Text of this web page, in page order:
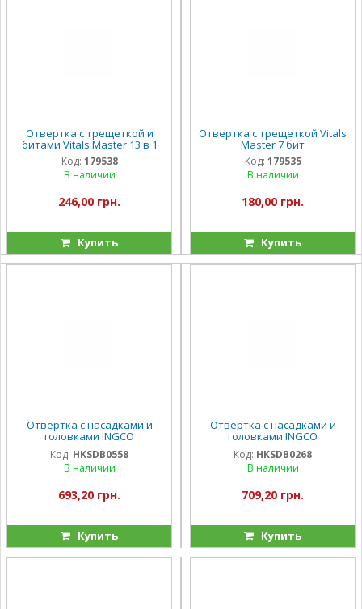
Отвертка с трещеткой и
битами Vitals Master 13 в 1
Код: 179538
В наличии
246,00 грн.
Купить
Отвертка с трещеткой Vitals
Master 7 бит
Код: 179535
В наличии
180,00 грн.
Купить
Отвертка с насадками и
головками INGCO
Код: HKSDB0558
В наличии
693,20 грн.
Купить
Отвертка с насадками и
головками INGCO
Код: HKSDB0268
В наличии
709,20 грн.
Купить